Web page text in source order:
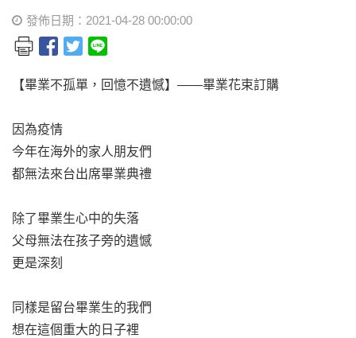
發佈日期：2021-04-28 00:00:00
【畢業不孤單，回憶不遺憾】——畢業花束訂購
因為疫情
今年在海外的家人朋友們
都無法來台出席畢業典禮
除了畢業生心中的失落
父母無法在孩子旁的遺憾
更是深刻
同樣是留台畢業生的我們
想在這個重大的日子裡